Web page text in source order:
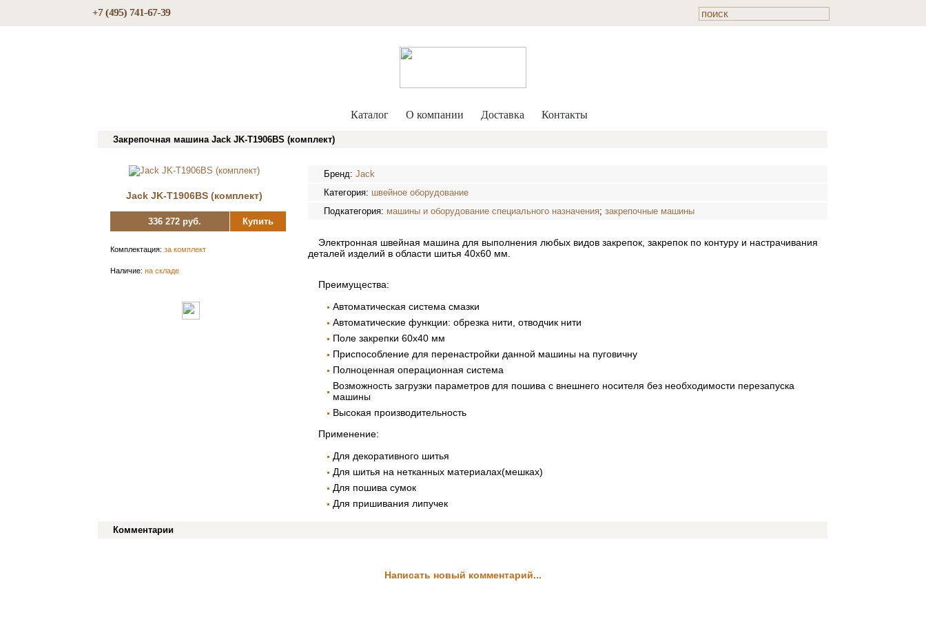
+7 (495) 741-67-39
Каталог О компании Доставка Контакты
Закрепочная машина Jack JK-T1906BS (комплект)
Jack JK-T1906BS (комплект)
336 272 руб. Купить
Комплектация:за комплект
Наличие:на складе
Бренд:Jack
Категория: швейное оборудование
Подкатегория: машины и оборудование специального назначения;закрепочные машины
Электронная швейная машина для выполнения любых видов закрепок, закрепок по контуру и настрачивания
деталей изделий в области шитья 40х60 мм.
Преимущества:
Автоматическая система смазки
Автоматические функции: обрезка нити, отводчик нити
Поле закрепки 60х40 мм
Приспособление для перенастройки данной машины на пуговичну
Полноценная операционная система
Возможность загрузки параметров для пошива с внешнего носителя без необходимости перезапуска
машины
Высокая производительность
Применение:
Для декоративного шитья
Для шитья на нетканных материалах(мешках)
Для пошива сумок
Для пришивания липучек
Комментарии
Написать новый комментарий...